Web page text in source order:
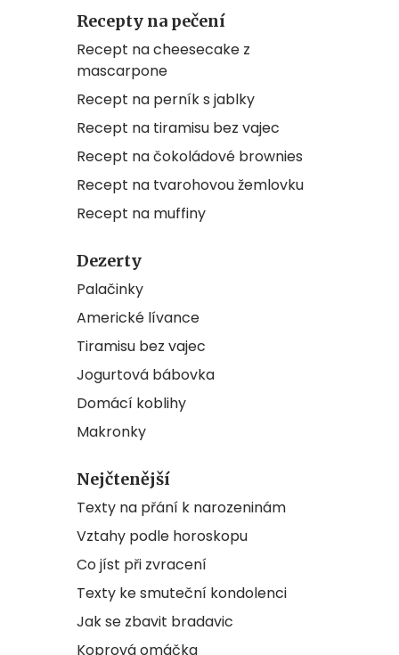
Recepty na pečení
Recept na cheesecake z
mascarpone
Recept na perník s jablky
Recept na tiramisu bez vajec
Recept na čokoládové brownies
Recept na tvarohovou žemlovku
Recept na muffiny
Dezerty
Palačinky
Americké lívance
Tiramisu bez vajec
Jogurtová bábovka
Domácí koblihy
Makronky
Nejčtenější
Texty na přání k narozeninám
Vztahy podle horoskopu
Co jíst při zvracení
Texty ke smuteční kondolenci
Jak se zbavit bradavic
Koprová omáčka